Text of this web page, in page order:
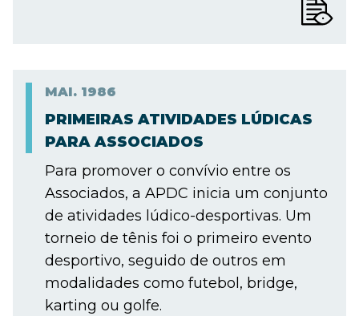
MAI. 1986
PRIMEIRAS ATIVIDADES LÚDICAS
PARA ASSOCIADOS
Para promover o convívio entre os
Associados, a APDC inicia um conjunto
de atividades lúdico-desportivas. Um
torneio de tênis foi o primeiro evento
desportivo, seguido de outros em
modalidades como futebol, bridge,
karting ou golfe.